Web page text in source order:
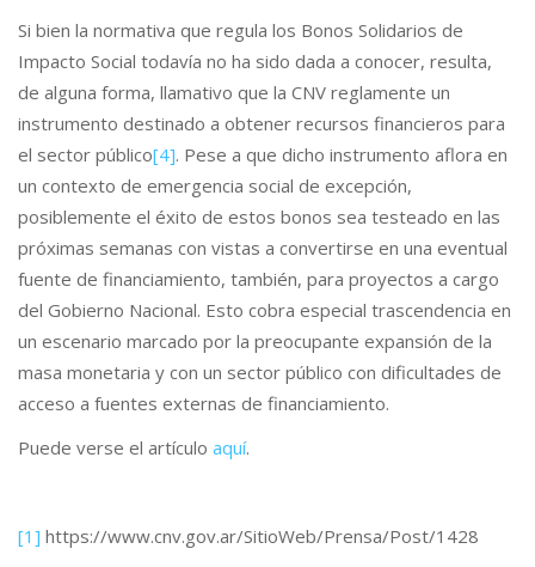
Si bien la normativa que regula los Bonos Solidarios de
Impacto Social todavía no ha sido dada a conocer, resulta,
de alguna forma, llamativo que la CNV reglamente un
instrumento destinado a obtener recursos financieros para
el sector público[4]. Pese a que dicho instrumento aflora en
un contexto de emergencia social de excepción,
posiblemente el éxito de estos bonos sea testeado en las
próximas semanas con vistas a convertirse en una eventual
fuente de financiamiento, también, para proyectos a cargo
del Gobierno Nacional. Esto cobra especial trascendencia en
un escenario marcado por la preocupante expansión de la
masa monetaria y con un sector público con dificultades de
acceso a fuentes externas de financiamiento.
Puede verse el artículo aquí.
[1] https://www.cnv.gov.ar/SitioWeb/Prensa/Post/1428